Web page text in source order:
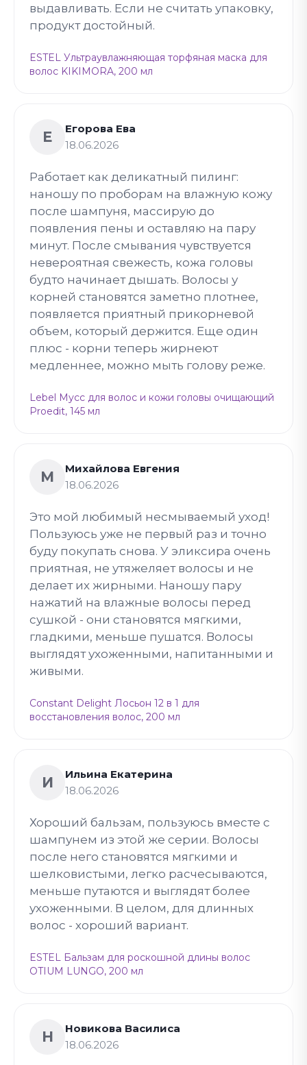
выдавливать. Если не считать упаковку,
продукт достойный.
ESTEL Ультраувлажняющая торфяная маска для
волос KIKIMORA, 200 мл
Е
Егорова Ева
18.06.2026
Работает как деликатный пилинг:
наношу по проборам на влажную кожу
после шампуня, массирую до
появления пены и оставляю на пару
минут. После смывания чувствуется
невероятная свежесть, кожа головы
будто начинает дышать. Волосы у
корней становятся заметно плотнее,
появляется приятный прикорневой
объем, который держится. Еще один
плюс - корни теперь жирнеют
медленнее, можно мыть голову реже.
Lebel Мусс для волос и кожи головы очищающий
Proedit, 145 мл
М
Михайлова Евгения
18.06.2026
Это мой любимый несмываемый уход!
Пользуюсь уже не первый раз и точно
буду покупать снова. У эликсира очень
приятная, не утяжеляет волосы и не
делает их жирными. Наношу пару
нажатий на влажные волосы перед
сушкой - они становятся мягкими,
гладкими, меньше пушатся. Волосы
выглядят ухоженными, напитанными и
живыми.
Constant Delight Лосьон 12 в 1 для
восстановления волос, 200 мл
И
Ильина Екатерина
18.06.2026
Хороший бальзам, пользуюсь вместе с
шампунем из этой же серии. Волосы
после него становятся мягкими и
шелковистыми, легко расчесываются,
меньше путаются и выглядят более
ухоженными. В целом, для длинных
волос - хороший вариант.
ESTEL Бальзам для роскошной длины волос
OTIUM LUNGO, 200 мл
Н
Новикова Василиса
18.06.2026